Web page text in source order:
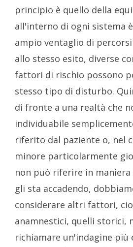
principio è quello della
all'interno di ogni sistema
ampio ventaglio di
allo stesso esito, diverse
fattori di rischio possono
stesso tipo di disturbo.
di fronte a una realtà che
individuabile
riferito dal paziente o, nel
minore particolarmente
non può riferire in
gli sta accadendo,
considerare altri fattori,
anamnestici, quelli storici,
richiamare un'indagine più